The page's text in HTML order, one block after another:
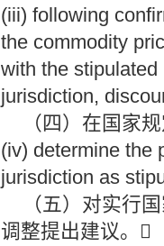
(iii) following
the commodity
with the
jurisdiction,
（四）在国家规
(iv) determine the
jurisdiction as
（五）对实行国
调整提出建议。